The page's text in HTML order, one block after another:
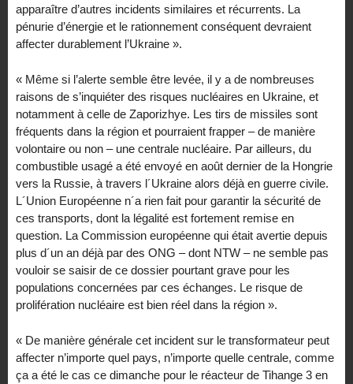
apparaître d’autres incidents similaires et récurrents. La
pénurie d’énergie et le rationnement conséquent devraient
affecter durablement l’Ukraine ».
« Même si l’alerte semble être levée, il y a de nombreuses
raisons de s’inquiéter des risques nucléaires en Ukraine, et
notamment à celle de Zaporizhye. Les tirs de missiles sont
fréquents dans la région et pourraient frapper – de manière
volontaire ou non – une centrale nucléaire. Par ailleurs, du
combustible usagé a été envoyé en août dernier de la Hongrie
vers la Russie, à travers l´Ukraine alors déjà en guerre civile.
L´Union Européenne n´a rien fait pour garantir la sécurité de
ces transports, dont la légalité est fortement remise en
question. La Commission européenne qui était avertie depuis
plus d´un an déjà par des ONG – dont NTW – ne semble pas
vouloir se saisir de ce dossier pourtant grave pour les
populations concernées par ces échanges. Le risque de
prolifération nucléaire est bien réel dans la région ».
« De manière générale cet incident sur le transformateur peut
affecter n’importe quel pays, n’importe quelle centrale, comme
ça a été le cas ce dimanche pour le réacteur de Tihange 3 en